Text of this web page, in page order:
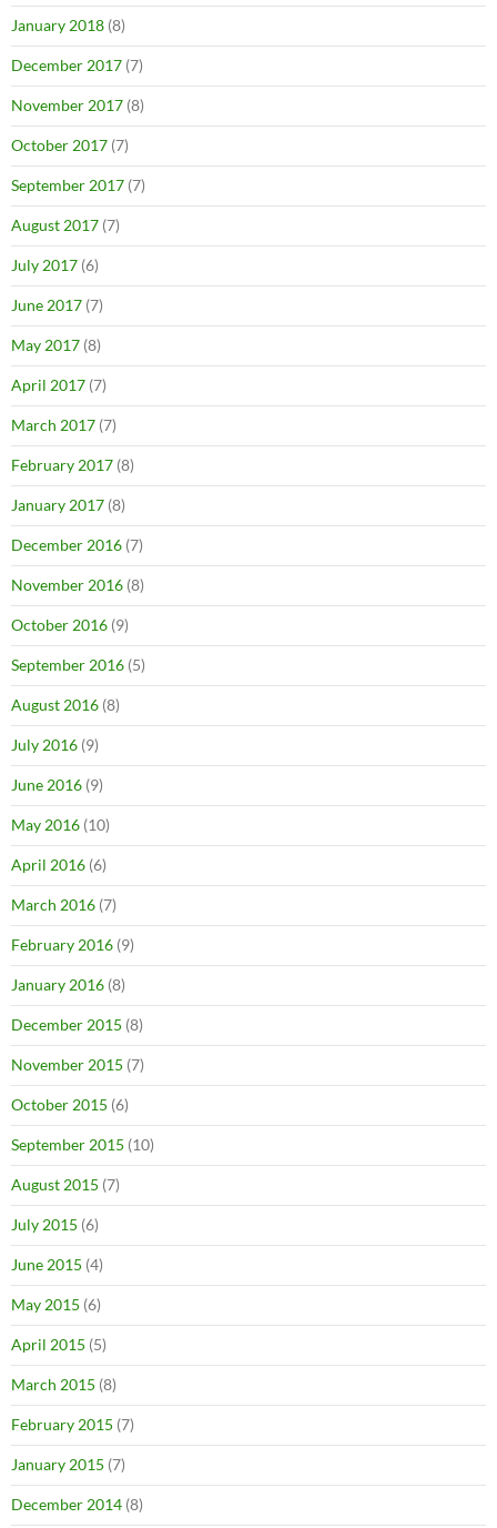
January 2018 (8)
December 2017 (7)
November 2017 (8)
October 2017 (7)
September 2017 (7)
August 2017 (7)
July 2017 (6)
June 2017 (7)
May 2017 (8)
April 2017 (7)
March 2017 (7)
February 2017 (8)
January 2017 (8)
December 2016 (7)
November 2016 (8)
October 2016 (9)
September 2016 (5)
August 2016 (8)
July 2016 (9)
June 2016 (9)
May 2016 (10)
April 2016 (6)
March 2016 (7)
February 2016 (9)
January 2016 (8)
December 2015 (8)
November 2015 (7)
October 2015 (6)
September 2015 (10)
August 2015 (7)
July 2015 (6)
June 2015 (4)
May 2015 (6)
April 2015 (5)
March 2015 (8)
February 2015 (7)
January 2015 (7)
December 2014 (8)